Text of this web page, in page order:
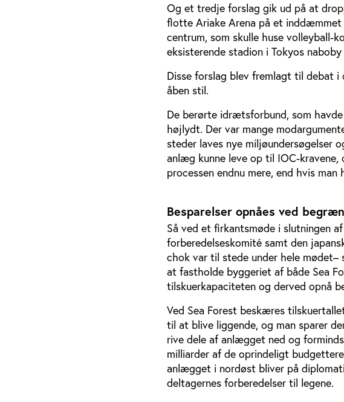
Og et tredje forslag gik ud på at
flotte Ariake Arena på et
centrum, som skulle huse volleyball-
eksisterende stadion i Tokyos
Disse forslag blev fremlagt til debat i
åben stil.
De berørte idrætsforbund, som
højlydt. Der var mange
steder laves nye miljøundersøgelser
anlæg kunne leve op til IOC-
processen endnu mere, end hvis
Besparelser opnåes ved
Så ved et firkantsmøde i slutningen
forberedelseskomité samt den
chok var til stede under hele
at fastholde byggeriet af både Sea
tilskuerkapaciteten og derved opnå
Ved Sea Forest beskæres
til at blive liggende, og man sparer
rive dele af anlægget ned og
milliarder af de oprindeligt
anlægget i nordøst bliver på
deltagernes forberedelser til legene.